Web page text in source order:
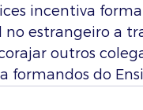
incentiva
no estrangeiro a
outros
formandos do